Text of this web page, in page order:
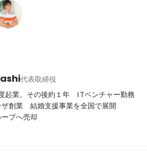
代表取締役
起業。その後約１年　ITベンチャー勤務
創業　結婚支援事業を全国で展開
プへ売却